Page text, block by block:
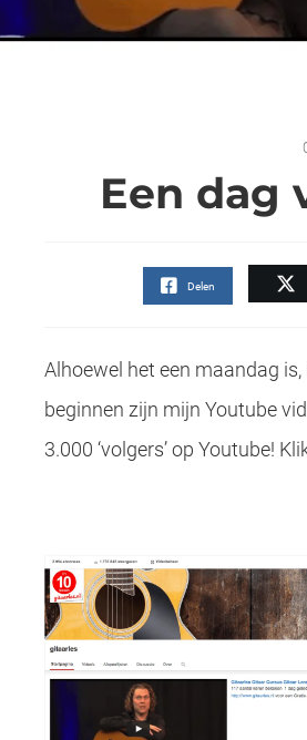
Een dag
Delen
Alhoewel het een maandag
beginnen zijn mijn Youtube
3.000 ‘volgers’ op Youtube!